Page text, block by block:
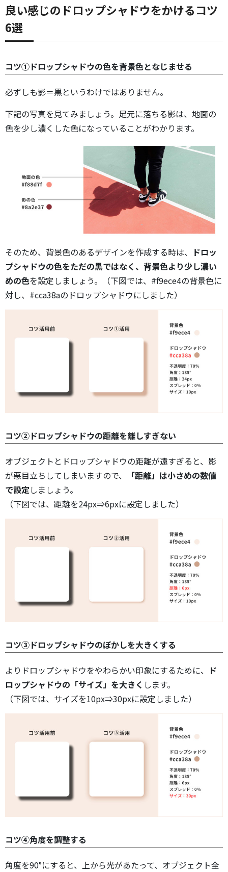
良い感じのドロップシャドウをかけるコツ
6選
コツ①ドロップシャドウの色を背景色となじませる
必ずしも影＝黒というわけではありません。
下記の写真を見てみましょう。足元に落ちる影は、地面の
色を少し濃くした色になっていることがわかります。
そのため、背景色のあるデザインを作成する時は、 ドロッ
プシャドウの色をただの黒ではなく、背景色より少し濃い
めの色を設定しましょう。（下図では、#f9ece4の背景色に
対し、#cca38aのドロップシャドウにしました）
コツ②ドロップシャドウの距離を離しすぎない
オブジェクトとドロップシャドウの距離が遠すぎると、影
が悪目立ちしてしまいますので、
「距離」は小さめの数値
で設定しましょう。
（下図では、距離を24px⇒6pxに設定しました）
コツ③ドロップシャドウのぼかしを大きくする
よりドロップシャドウをやわらかい印象にするために、 ド
ロップシャドウの「サイズ」を大きく します。
（下図では、サイズを10px⇒30pxに設定しました）
コツ④角度を調整する
角度を90°にすると、上から光があたって、オブジェクト全